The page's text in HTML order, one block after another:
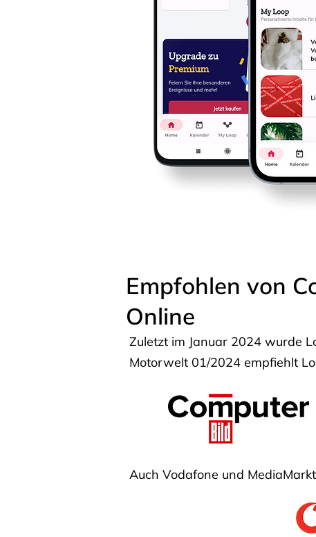
Empfohlen von
Online
Zuletzt im Januar 2024 wurde
Motorwelt 01/2024 empfiehlt
Auch Vodafone und